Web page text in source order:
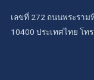
เลขที่ 272 ถนนพระรา
10400 ประเทศไทย โท